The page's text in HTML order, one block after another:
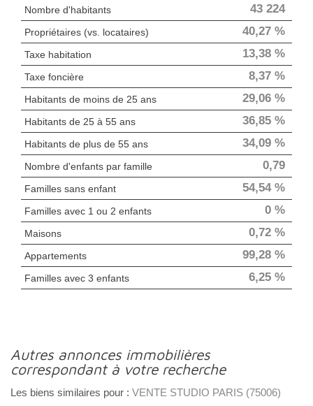
Nombre d'habitants 43 224
Propriétaires (vs. locataires) 40,27 %
Taxe habitation 13,38 %
Taxe foncière 8,37 %
Habitants de moins de 25 ans 29,06 %
Habitants de 25 à 55 ans 36,85 %
Habitants de plus de 55 ans 34,09 %
Nombre d'enfants par famille 0,79
Familles sans enfant 54,54 %
Familles avec 1 ou 2 enfants 0 %
Maisons 0,72 %
Appartements 99,28 %
Familles avec 3 enfants 6,25 %
autres annonces immobilières
correspondant à votre recherche
Les biens similaires pour : VENTE STUDIO PARIS (75006)